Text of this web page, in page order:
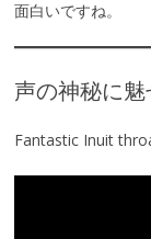
面白いですね。
声の神秘に
Fantastic Inuit